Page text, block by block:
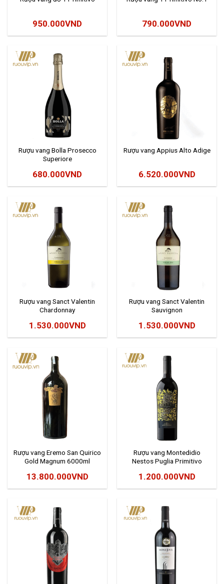
950.000VND 790.000VND
Rượu vang Bolla Prosecco
Superiore
680.000VND
Rượu vang Appius Alto Adige
6.520.000VND
Rượu vang Sanct Valentin
Chardonnay
1.530.000VND
Rượu vang Sanct Valentin
Sauvignon
1.530.000VND
Rượu vang Eremo San Quirico
Gold Magnum 6000ml
13.800.000VND
Rượu vang Montedidio
Nestos Puglia Primitivo
1.200.000VND